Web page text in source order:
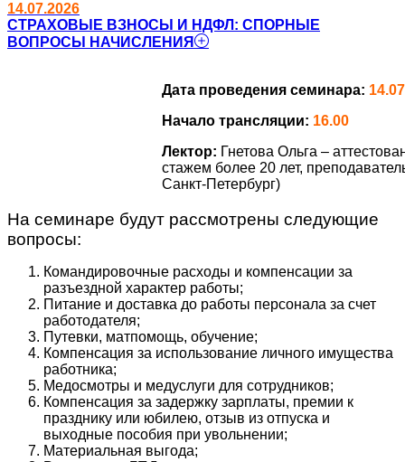
14.07.2026
СТРАХОВЫЕ ВЗНОСЫ И НДФЛ: СПОРНЫЕ
ВОПРОСЫ НАЧИСЛЕНИЯ
Дата проведения семинара:
Начало трансляции: 16.00
Лектор: Гнетова Ольга –
стажем более 20 лет,
Санкт-Петербург)
На семинаре будут рассмотрены следующие
вопросы:
Командировочные расходы и компенсации за
разъездной характер работы;
Питание и доставка до работы персонала за счет
работодателя;
Путевки, матпомощь, обучение;
Компенсация за использование личного имущества
работника;
Медосмотры и медуслуги для сотрудников;
Компенсация за задержку зарплаты, премии к
празднику или юбилею, отзыв из отпуска и
выходные пособия при увольнении;
Материальная выгода;